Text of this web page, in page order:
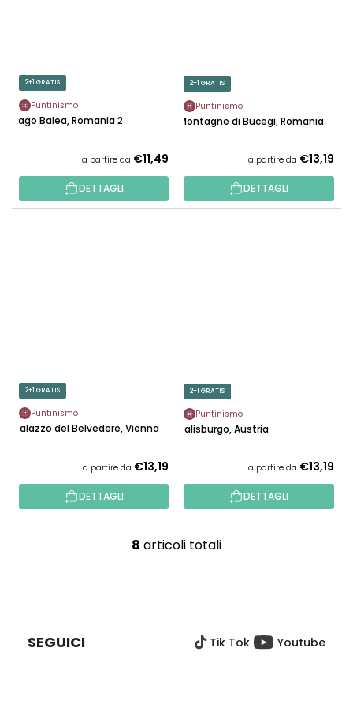
2+1 GRATIS
Puntinismo
Lago Balea, Romania 2
a partire da €11,49
DETTAGLI
2+1 GRATIS
Puntinismo
Montagne di Bucegi, Romania
a partire da €13,19
DETTAGLI
2+1 GRATIS
Puntinismo
Palazzo del Belvedere, Vienna
a partire da €13,19
DETTAGLI
2+1 GRATIS
Puntinismo
Salisburgo, Austria
a partire da €13,19
DETTAGLI
C
8 articoli totali
SEGUICI Tik Tok Youtube